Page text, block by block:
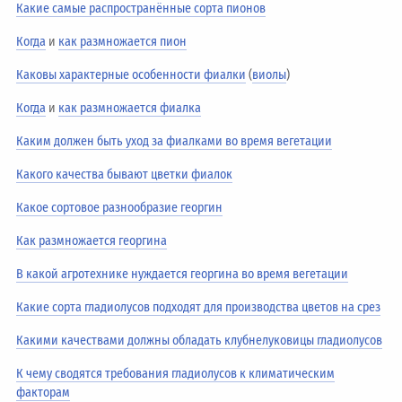
Какие самые распространённые сорта пионов
Когда и как размножается пион
Каковы характерные особенности фиалки (виолы)
Когда и как размножается фиалка
Каким должен быть уход за фиалками во время вегетации
Какого качества бывают цветки фиалок
Какое сортовое разнообразие георгин
Как размножается георгина
В какой агротехнике нуждается георгина во время вегетации
Какие сорта гладиолусов подходят для производства цветов на срез
Какими качествами должны обладать клубнелуковицы гладиолусов
К чему сводятся требования гладиолусов к климатическим
факторам